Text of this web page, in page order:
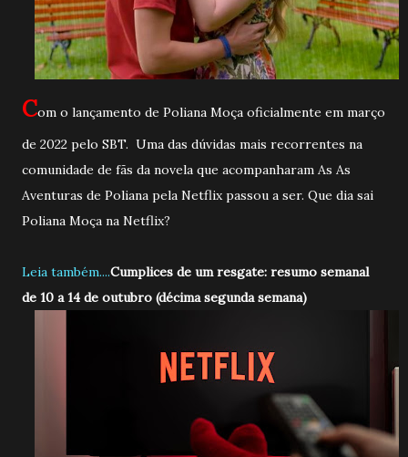
Com o lançamento de Poliana Moça oficialmente em março
de 2022 pelo SBT. Uma das dúvidas mais recorrentes na
comunidade de fãs da novela que acompanharam As As
Aventuras de Poliana pela Netflix passou a ser. Que dia sai
Poliana Moça na Netflix?
Leia também....Cumplices de um resgate: resumo semanal
de 10 a 14 de outubro (décima segunda semana)